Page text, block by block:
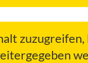
zuzugreifen,